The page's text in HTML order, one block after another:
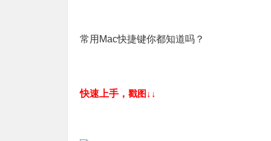
常用Mac快捷键你都知道吗？
快速上手， 戳图↓↓